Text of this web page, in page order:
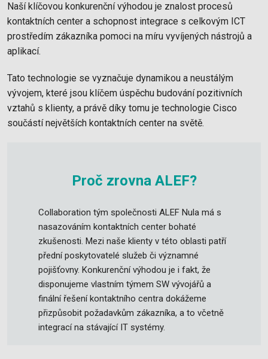
Naší klíčovou konkurenční výhodou je znalost procesů
kontaktních center a schopnost integrace s celkovým ICT
prostředím zákazníka pomoci na míru vyvíjených nástrojů a
aplikací.
Tato technologie se vyznačuje dynamikou a neustálým
vývojem, které jsou klíčem úspěchu budování pozitivních
vztahů s klienty, a právě díky tomu je technologie Cisco
součástí největších kontaktních center na světě.
Proč zrovna ALEF?
Collaboration tým společnosti ALEF Nula má s
nasazováním kontaktních center bohaté
zkušenosti. Mezi naše klienty v této oblasti patří
přední poskytovatelé služeb či významné
pojišťovny. Konkurenční výhodou je i fakt, že
disponujeme vlastním týmem SW vývojářů a
finální řešení kontaktního centra dokážeme
přizpůsobit požadavkům zákazníka, a to včetně
integrací na stávající IT systémy.